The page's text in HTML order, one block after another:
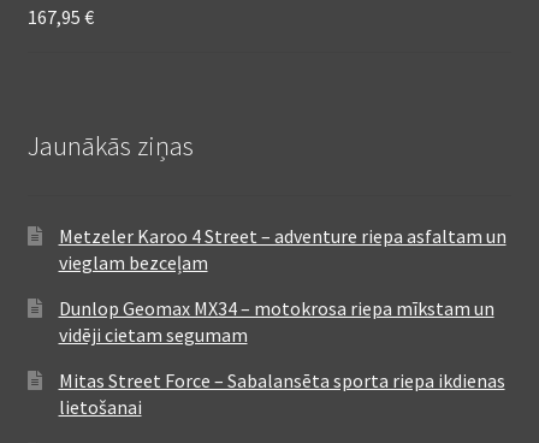
167,95 €
Jaunākās ziņas
Metzeler Karoo 4 Street – adventure riepa asfaltam un
vieglam bezceļam
Dunlop Geomax MX34 – motokrosa riepa mīkstam un
vidēji cietam segumam
Mitas Street Force – Sabalansēta sporta riepa ikdienas
lietošanai